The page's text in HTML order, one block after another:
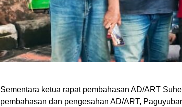
Sementara ketua rapat pembahasan AD/ART
pembahasan dan pengesahan AD/ART,